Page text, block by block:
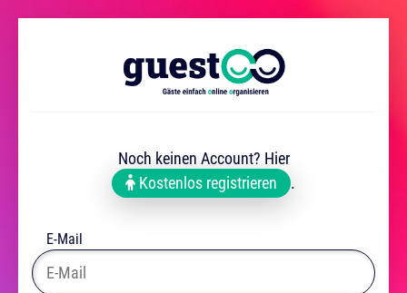
Noch keinen Account? Hier
Kostenlos registrieren
.
E-Mail